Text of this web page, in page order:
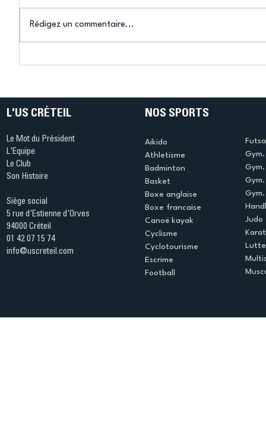
Ping ? Quand le tennis de
termine
Rédigez un commentaire...
L'US CRÉTEIL
Le Mot du Président
L'Equipe
Le Club
Son Histoire
Siège social
5 rue d'Estienne d'Orves
94000 Créteil
01 42 07 15 74
info@uscreteil.com
NOS SPORTS
Aikido
Athletisme
Badminton
Basket
Boxe anglaise
Boxe francaise
Canoë kayak
Cyclisme
Cyclotourisme
Escrime
Football
Judo
Lutte